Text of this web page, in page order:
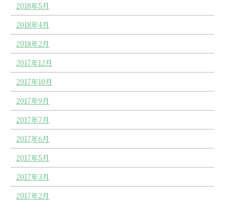
2018年5月
2018年4月
2018年2月
2017年12月
2017年10月
2017年9月
2017年7月
2017年6月
2017年5月
2017年3月
2017年2月